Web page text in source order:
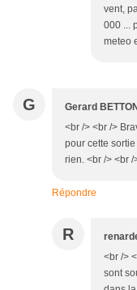
vent,
000 ...
meteo
G Gerard BETTON
<br /> <br />
pour cette
rien. <br /> <br /
Répondre
R
<br />
sont